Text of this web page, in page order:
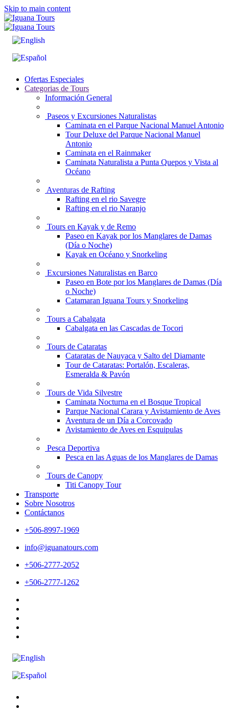
Skip to main content
Ofertas Especiales
Categorias de Tours
Información General
Paseos y Excursiones Naturalistas
Caminata en el Parque Nacional Manuel Antonio
Tour Deluxe del Parque Nacional Manuel
Antonio
Caminata en el Rainmaker
Caminata Naturalista a Punta Quepos y Vista al
Océano
Aventuras de Rafting
Rafting en el rio Savegre
Rafting en el rio Naranjo
Tours en Kayak y de Remo
Paseo en Kayak por los Manglares de Damas
(Día o Noche)
Kayak en Océano y Snorkeling
Excursiones Naturalistas en Barco
Paseo en Bote por los Manglares de Damas (Día
o Noche)
Catamaran Iguana Tours y Snorkeling
Tours a Cabalgata
Cabalgata en las Cascadas de Tocori
Tours de Cataratas
Cataratas de Nauyaca y Salto del Diamante
Tour de Cataratas: Portalón, Escaleras,
Esmeralda & Pavón
Tours de Vida Silvestre
Caminata Nocturna en el Bosque Tropical
Parque Nacional Carara y Avistamiento de Aves
Aventura de un Día a Corcovado
Avistamiento de Aves en Esquipulas
Pesca Deportiva
Pesca en las Aguas de los Manglares de Damas
Tours de Canopy
Titi Canopy Tour
Transporte
Sobre Nosotros
Contáctanos
+506-8997-1969
info@iguanatours.com
+506-2777-2052
+506-2777-1262